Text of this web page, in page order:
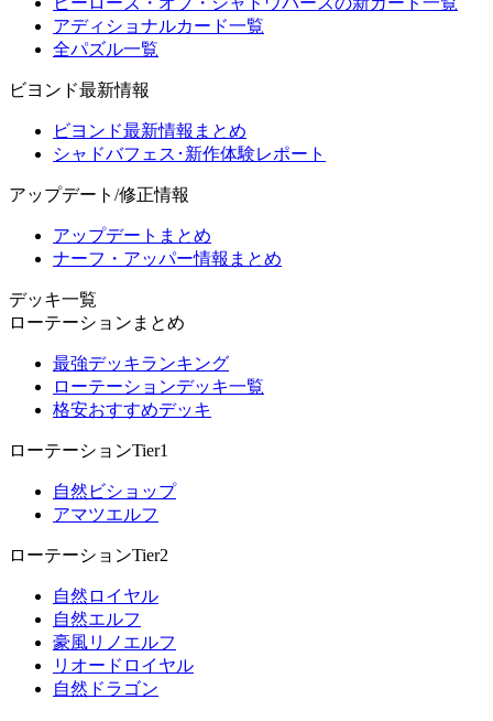
アディショナルカード一覧
全パズル一覧
ビヨンド最新情報
ビヨンド最新情報まとめ
シャドバフェス･新作体験レポート
アップデート/修正情報
アップデートまとめ
ナーフ・アッパー情報まとめ
デッキ一覧
ローテーションまとめ
最強デッキランキング
ローテーションデッキ一覧
格安おすすめデッキ
ローテーションTier1
自然ビショップ
アマツエルフ
ローテーションTier2
自然ロイヤル
自然エルフ
豪風リノエルフ
リオードロイヤル
自然ドラゴン